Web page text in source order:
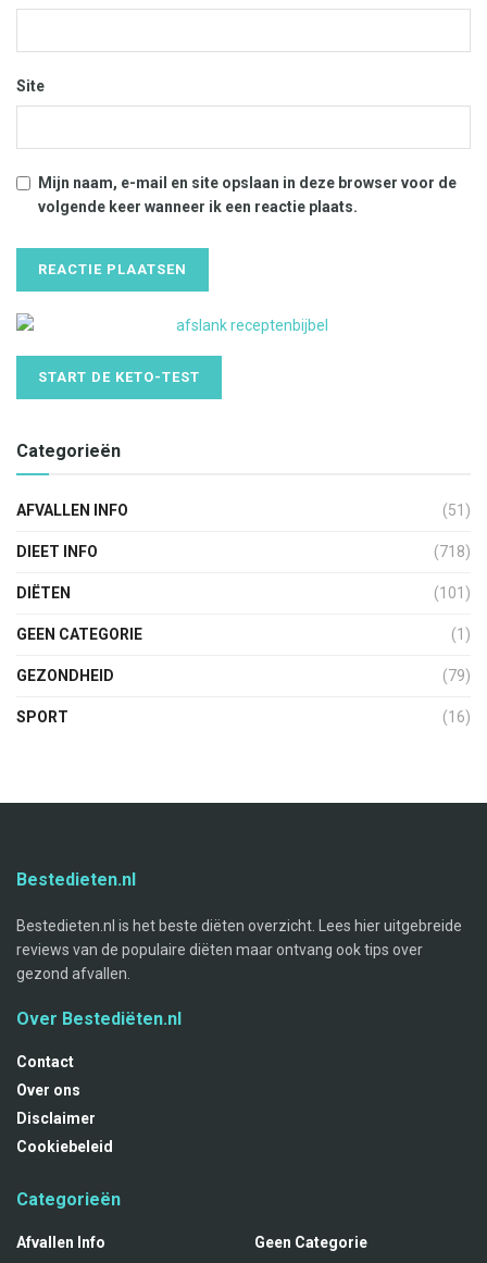
Site
Mijn naam, e-mail en site opslaan in deze browser voor de
volgende keer wanneer ik een reactie plaats.
START DE KETO-TEST
Categorieën
AFVALLEN INFO (51)
DIEET INFO (718)
DIËTEN (101)
GEEN CATEGORIE (1)
GEZONDHEID (79)
SPORT (16)
Bestedieten.nl
Bestedieten.nl is het beste diëten overzicht. Lees hier uitgebreide
reviews van de populaire diëten maar ontvang ook tips over
gezond afvallen.
Over Bestediëten.nl
Contact
Over ons
Disclaimer
Cookiebeleid
Categorieën
Afvallen Info
Geen Categorie